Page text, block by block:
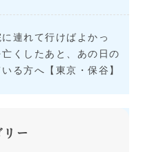
に連れて行けばよかっ
くしたあと、あの日の
る方へ【東京・保谷】
リー